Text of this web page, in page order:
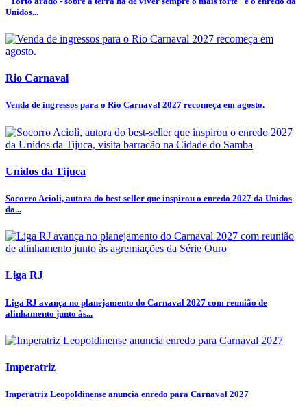
Unidos...
Rio Carnaval
Venda de ingressos para o Rio Carnaval 2027 recomeça em agosto.
Unidos da Tijuca
Socorro Acioli, autora do best-seller que inspirou o enredo 2027 da Unidos
da...
Liga RJ
Liga RJ avança no planejamento do Carnaval 2027 com reunião de
alinhamento junto às...
Imperatriz
Imperatriz Leopoldinense anuncia enredo para Carnaval 2027